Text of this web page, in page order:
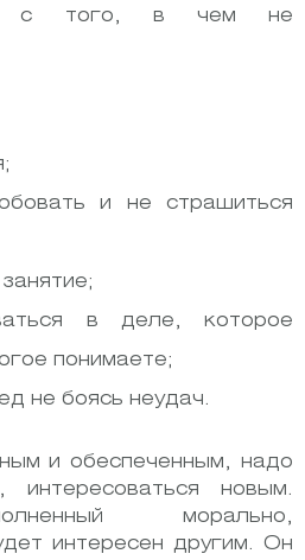
с того, в чем не
и не страшиться
в деле, которое
понимаете;
не боясь неудач.
и обеспеченным, надо
интересоваться новым.
морально,
интересен другим. Он